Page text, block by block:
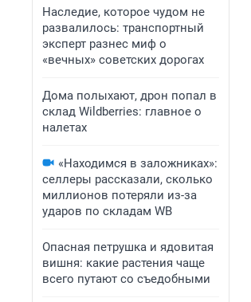
Наследие, которое чудом не
развалилось: транспортный
эксперт разнес миф о
«вечных» советских дорогах
Дома полыхают, дрон попал в
склад Wildberries: главное о
налетах
«Находимся в заложниках»:
селлеры рассказали, сколько
миллионов потеряли из-за
ударов по складам WB
Опасная петрушка и ядовитая
вишня: какие растения чаще
всего путают со съедобными